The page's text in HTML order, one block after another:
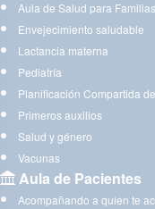
Aula de Salud para Familias
Envejecimiento saludable
Lactancia materna
Pediatría
Planificación Compartida
Primeros auxilios
Salud y género
Vacunas
Aula de Pacientes
Acompañando a quien te